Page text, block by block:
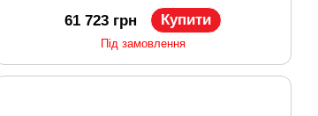
61 723 грн Купити
Під замовлення